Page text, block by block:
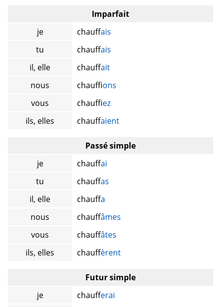
Imparfait
je
chauffais
tu
chauffais
il, elle
chauffait
nous
chauffions
vous
chauffiez
ils, elles
chauffaient
Passé simple
je
chauffai
tu
chauffas
il, elle
chauffa
nous
chauffâmes
vous
chauffâtes
ils, elles
chauffèrent
Futur simple
je
chaufferai